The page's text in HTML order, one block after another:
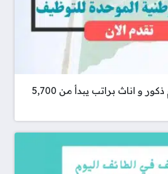
وظائف مكة اليوم ذكور و اناث براتب يبدأ من 5,700